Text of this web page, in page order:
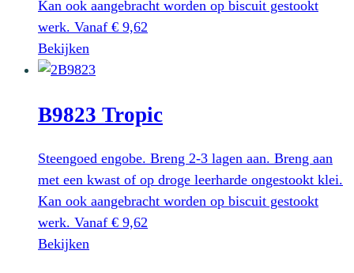
gekozen
op
productpagina
Kan ook aangebracht worden op biscuit gestookt
werk. Vanaf € 9,62
Bekijken
product
meerdere
Deze
optie
kan
gekozen
B9823 Tropic
Steengoed engobe. Breng 2-3 lagen aan. Breng aan
met een kwast of op droge leerharde ongestookt klei.
Kan ook aangebracht worden op biscuit gestookt
werk. Vanaf € 9,62
Bekijken